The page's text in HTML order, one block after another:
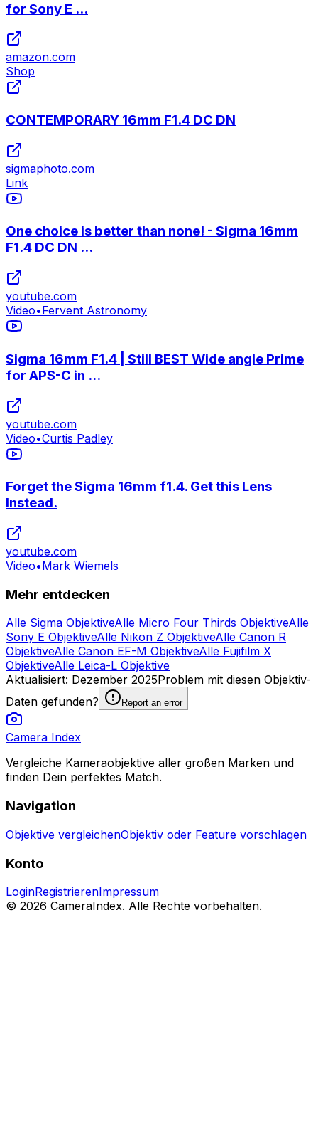
for Sony E ...
amazon.com
Shop
CONTEMPORARY 16mm F1.4 DC DN
sigmaphoto.com
Link
One choice is better than none! - Sigma 16mm
F1.4 DC DN ...
youtube.com
Video•Fervent Astronomy
Sigma 16mm F1.4 | Still BEST Wide angle Prime
for APS-C in ...
youtube.com
Video•Curtis Padley
Forget the Sigma 16mm f1.4. Get this Lens
Instead.
youtube.com
Video•Mark Wiemels
Mehr entdecken
Alle Sigma ObjektiveAlle Micro Four Thirds ObjektiveAlle
Sony E ObjektiveAlle Nikon Z ObjektiveAlle Canon R
ObjektiveAlle Canon EF-M ObjektiveAlle Fujifilm X
ObjektiveAlle Leica-L Objektive
Aktualisiert: Dezember 2025Problem mit diesen Objektiv-
Daten gefunden?
Report an error
Camera Index
Vergleiche Kameraobjektive aller großen Marken und
finden Dein perfektes Match.
Navigation
Objektive vergleichenObjektiv oder Feature vorschlagen
Konto
LoginRegistrierenImpressum
© 2026 CameraIndex. Alle Rechte vorbehalten.